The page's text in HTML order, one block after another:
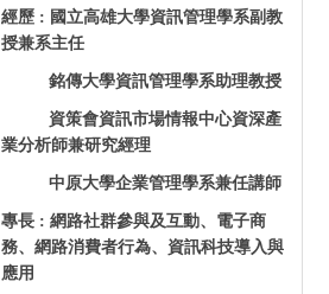
經歷 : 國立高雄大學資訊管理學系副教
授兼系主任
銘傳大學資訊管理學系助理教授
資策會資訊市場情報中心資深產
業分析師兼研究經理
中原大學企業管理學系兼任講師
專長 : 網路社群參與及互動、電子商
務、網路消費者行為、資訊科技導入與
應用